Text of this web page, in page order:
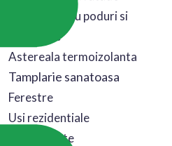
Izolatii pentru poduri si
mansarde
Astereala termoizolanta
Tamplarie sanatoasa
Ferestre
Usi rezidentiale
Usi culisante